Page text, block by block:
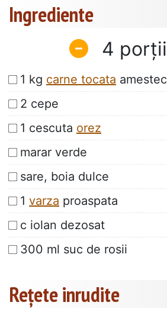
Ingrediente
4
1 kg carne tocata amestec
2 cepe
1 cescuta orez
marar verde
sare, boia dulce
1 varza proaspata
c iolan dezosat
300 ml suc de rosii
Rețete inrudite